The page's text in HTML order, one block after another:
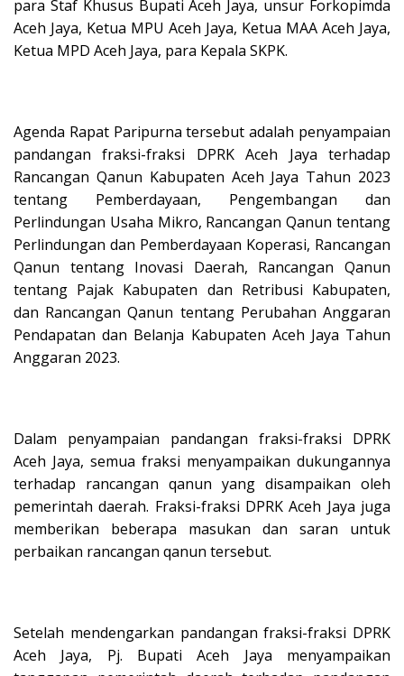
para Staf Khusus Bupati Aceh Jaya, unsur Forkopimda
Aceh Jaya, Ketua MPU Aceh Jaya, Ketua MAA Aceh Jaya,
Ketua MPD Aceh Jaya, para Kepala SKPK.
Agenda Rapat Paripurna tersebut adalah penyampaian
pandangan fraksi-fraksi DPRK Aceh Jaya terhadap
Rancangan Qanun Kabupaten Aceh Jaya Tahun 2023
tentang Pemberdayaan, Pengembangan dan
Perlindungan Usaha Mikro, Rancangan Qanun tentang
Perlindungan dan Pemberdayaan Koperasi, Rancangan
Qanun tentang Inovasi Daerah, Rancangan Qanun
tentang Pajak Kabupaten dan Retribusi Kabupaten,
dan Rancangan Qanun tentang Perubahan Anggaran
Pendapatan dan Belanja Kabupaten Aceh Jaya Tahun
Anggaran 2023.
Dalam penyampaian pandangan fraksi-fraksi DPRK
Aceh Jaya, semua fraksi menyampaikan dukungannya
terhadap rancangan qanun yang disampaikan oleh
pemerintah daerah. Fraksi-fraksi DPRK Aceh Jaya juga
memberikan beberapa masukan dan saran untuk
perbaikan rancangan qanun tersebut.
Setelah mendengarkan pandangan fraksi-fraksi DPRK
Aceh Jaya, Pj. Bupati Aceh Jaya menyampaikan